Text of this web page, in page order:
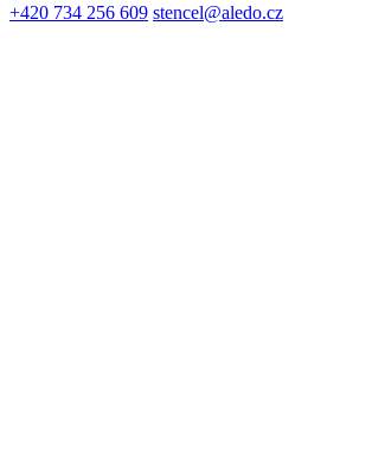
+420 734 256 609 stencel@aledo.cz